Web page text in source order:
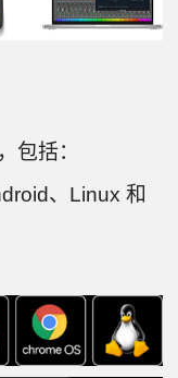
包括：
、Linux 和